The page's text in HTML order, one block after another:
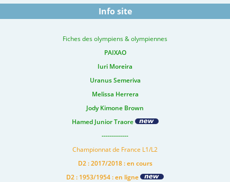
Info site
Fiches des olympiens & olympiennes
PAIXAO
Iuri Moreira
Uranus Semeriva
Melissa Herrera
Jody Kimone Brown
Hamed Junior Traore
-------------
Championnat de France L1/L2
D2 : 2017/2018 : en cours
D2 : 1953/1954 : en ligne